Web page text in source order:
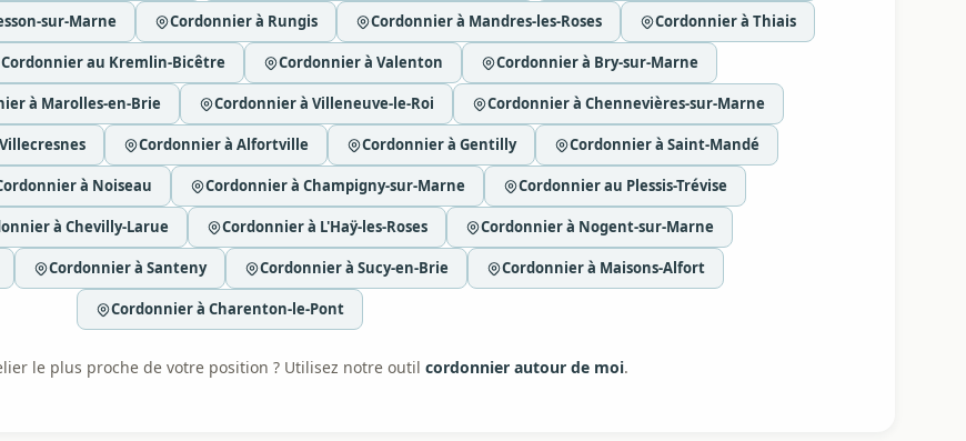
sur-Marne Cordonnier à Rungis Cordonnier à Mandres-les-Roses Cordonnier à Thiais
Cordonnier au Kremlin-Bicêtre Cordonnier à Valenton Cordonnier à Bry-sur-Marne
à Marolles-en-Brie Cordonnier à Villeneuve-le-Roi Cordonnier à Chennevières-sur-Marne
Cordonnier à Alfortville Cordonnier à Gentilly Cordonnier à Saint-Mandé
à Noiseau Cordonnier à Champigny-sur-Marne Cordonnier au Plessis-Trévise
à Chevilly-Larue Cordonnier à L'Haÿ-les-Roses Cordonnier à Nogent-sur-Marne
Cordonnier à Santeny Cordonnier à Sucy-en-Brie Cordonnier à Maisons-Alfort
Cordonnier à Charenton-le-Pont
le plus proche de votre position ? Utilisez notre outil cordonnier autour de moi.